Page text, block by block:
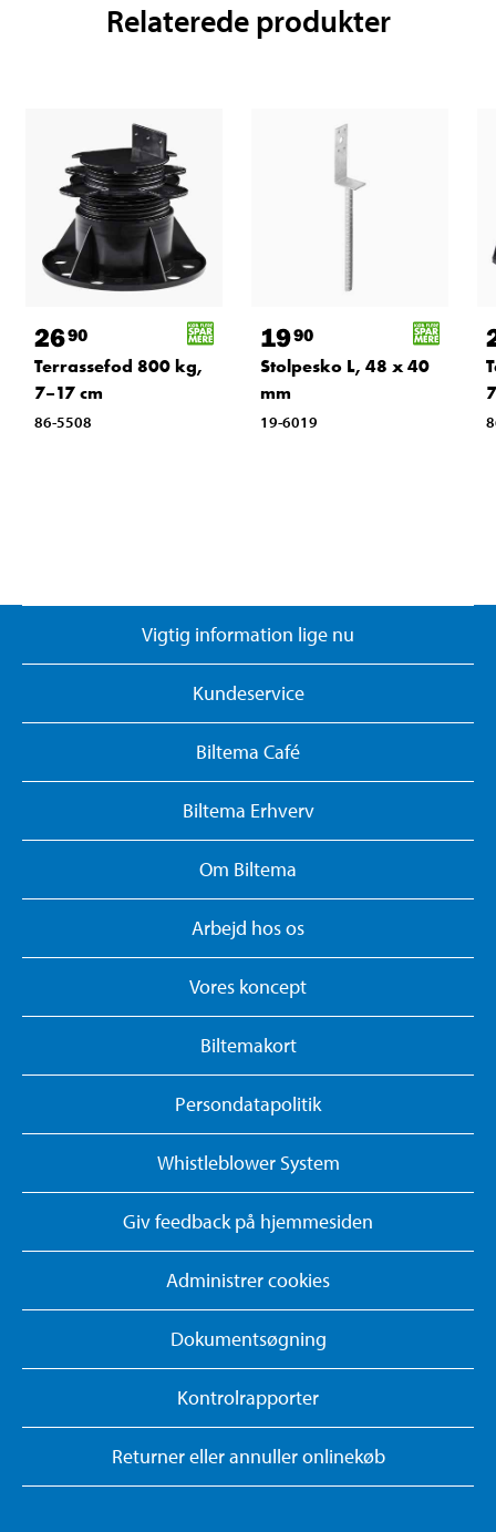
Relaterede produkter
2690
Terrassefod 800 kg,
7–17 cm
86-5508
1990
Stolpesko L, 48 x 40
mm
19-6019
Vigtig information lige nu
Kundeservice
Biltema Café
Biltema Erhverv
Om Biltema
Arbejd hos os
Vores koncept
Biltemakort
Persondatapolitik
Whistleblower System
Giv feedback på hjemmesiden
Administrer cookies
Dokumentsøgning
Kontrolrapporter
Returner eller annuller onlinekøb